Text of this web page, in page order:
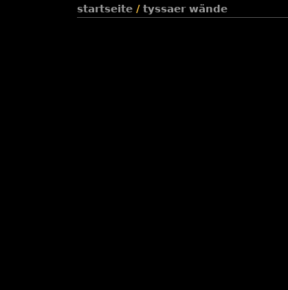
startseite / tyssaer wände